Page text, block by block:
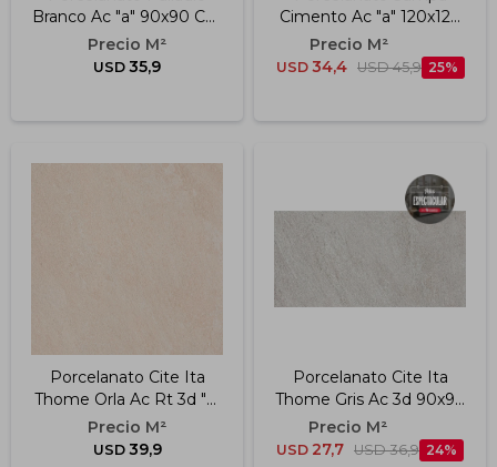
Branco Ac "a" 90x90 Cm
8.5mm
USD 35,9
Cimento Ac "a" 120x120
Cm 8.5mm
USD 34,4 USD 45,9 25
Porcelanato Cite Ita
Thome Orla Ac Rt 3d "a"
90x90 Cm 8.5mm
USD 39,9
Porcelanato Cite Ita
Thome Gris Ac 3d 90x90
Cm
USD 27,7 USD 36,9 24